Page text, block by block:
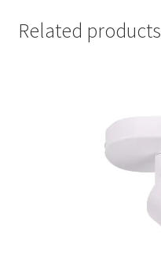
Related products